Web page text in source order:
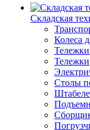
Складская
Колеса
Тележки
Столы